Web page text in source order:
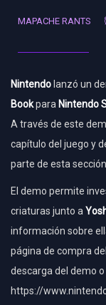
MAPACHE RANTS
Nintendo lanzó un
Bookpara Nintendo
A través de este
capítulo del juego y
parte de esta sección
El demo permite
criaturas junto a
información sobre
página de compra
descarga del demo
https://